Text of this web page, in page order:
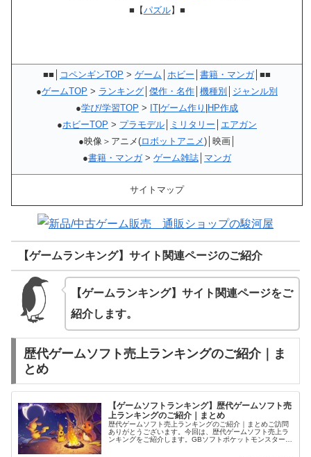
■【パズル】■
■■│ コペンギンTOP > ゲーム ホビー 書籍・マンガ│■■
●ゲームTOP > ランキング 傑作・名作 機種別
ジャンル別
●学び/学習TOP > IT ゲーム作り HP作成
●ホビーTOP > プラモデル ミリタリー
エアガン
●映像＞アニメ(ロボットアニメ)│映画│
●書籍・マンガ> ゲーム雑誌 マンガ
サイトマップ
【ゲームランキング】サイト関連ページのご紹介
【ゲームランキング】サイト関連ページをご
紹介します。
歴代ゲームソフト売上ランキングのご紹介｜ま
とめ
【ゲームソフトランキング】歴代ゲームソフト売
上ランキングのご紹介｜まとめ
歴代ゲームソフト売上ランキングのご紹介｜まとめご訪問
ありがとうございます。今回は、歴代ゲームソフト売上ラ
ンキングをご紹介します。GBソフトポケットモンスター